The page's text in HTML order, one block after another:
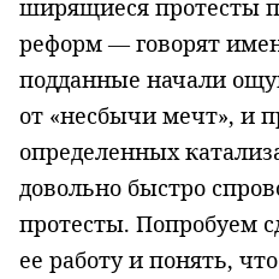
ширящиеся протесты
реформ — говорят
подданные начали
от «несбычи мечт», и
определенных
довольно быстро
протесты. Попро­буем
ее работу и понять,